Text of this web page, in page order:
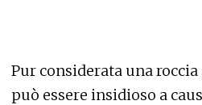
Pur considerata una
può essere insidioso a